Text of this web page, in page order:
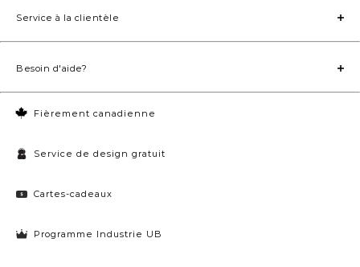
Fièrement canadienne
Service de design gratuit
Cartes-cadeaux
Programme Industrie UB
Service à la clientèle
Besoin d'aide?